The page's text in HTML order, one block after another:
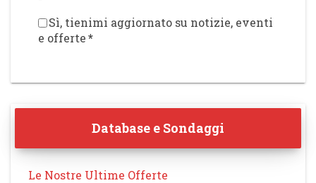
Sì, tienimi aggiornato su notizie, eventi
e offerte*
Database e Sondaggi
Le Nostre Ultime Offerte